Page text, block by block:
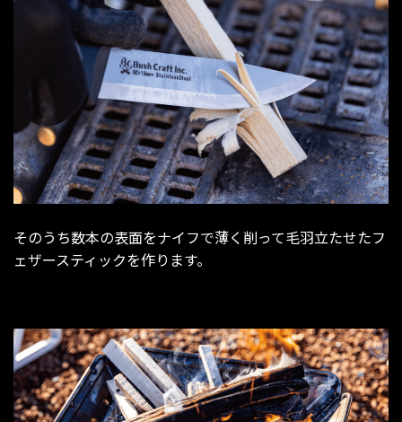
そのうち数本の表面をナイフで薄く削って毛羽立たせたフ
ェザースティックを作ります。